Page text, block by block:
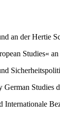
an der Hertie
Studies«
Studies